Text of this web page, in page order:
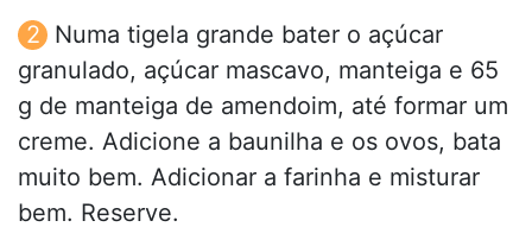
Numa tigela grande bater o açúcar
granulado, açúcar mascavo, manteiga e 65
g de manteiga de amendoim, até formar um
creme. Adicione a baunilha e os ovos, bata
muito bem. Adicionar a farinha e misturar
bem. Reserve.